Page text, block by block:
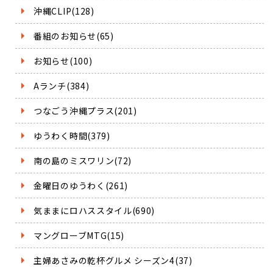
沖縄CLIP(128)
番組のお知らせ(65)
お知らせ(100)
Aランチ(384)
つなごう沖縄プラス(201)
ゆうわく時間(379)
南の島のミスワリン(72)
金曜日のゆうわく(261)
気ままにロハススタイル(690)
マングローブMTG(15)
主婦あさみの乾杯グルメ シーズン4(37)